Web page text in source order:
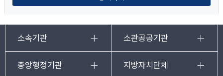
소속기관 소관공공기관
중앙행정기관 지방자치단체